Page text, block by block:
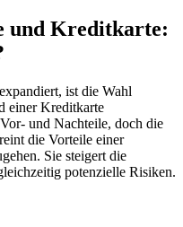
und Kreditkarte:
ist die Wahl
einer Kreditkarte
und Nachteile, doch die
die Vorteile einer
Sie steigert die
potenzielle Risiken.